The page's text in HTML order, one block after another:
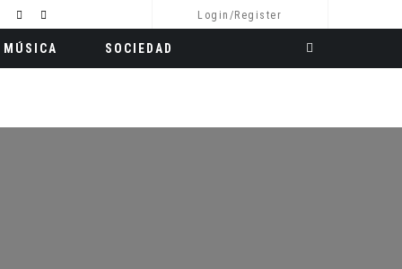
Login/Register
MÚSICA SOCIEDAD